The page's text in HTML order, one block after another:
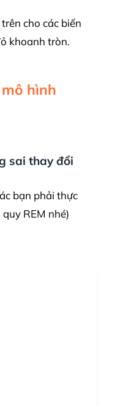
cho các biến
khoanh tròn.
hình
sai thay đổi
bạn phải thực
REM nhé)